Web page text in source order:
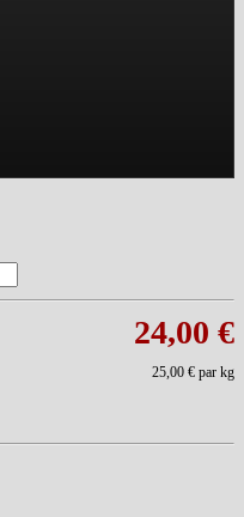
24,00 €
25,00 € par kg